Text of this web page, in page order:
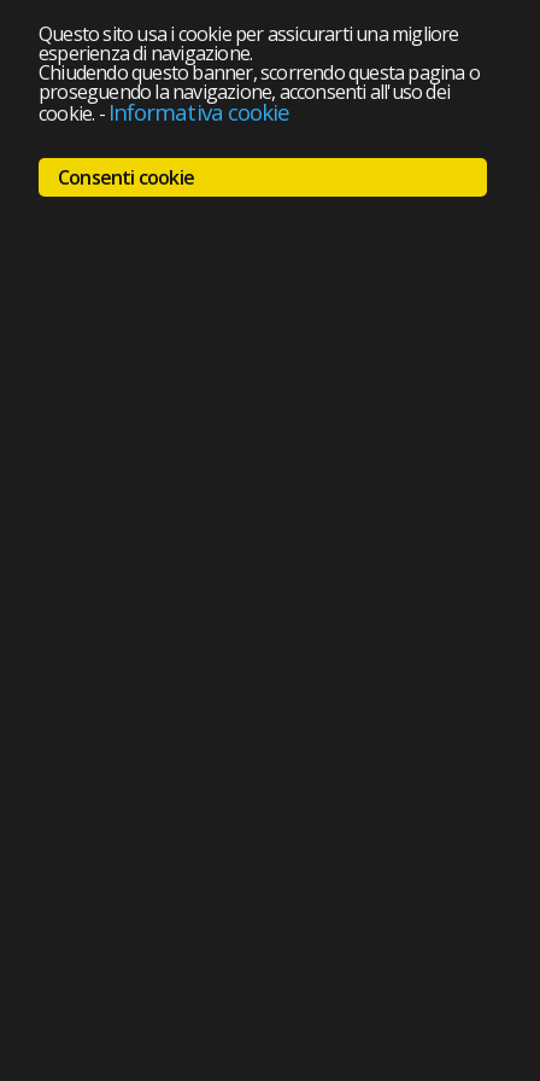
Questo sito usa i cookie per assicurarti una migliore
esperienza di navigazione.
Chiudendo questo banner, scorrendo questa pagina o
proseguendo la navigazione, acconsenti all'uso dei
cookie. - Informativa cookie
Consenti cookie